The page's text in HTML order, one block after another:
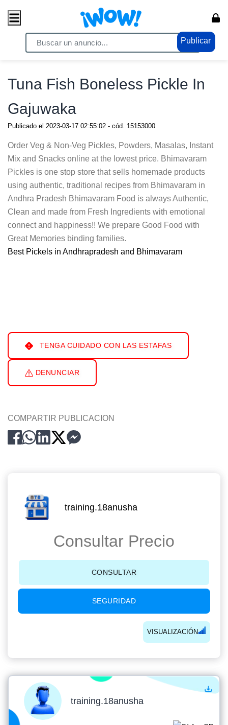
Publicar
/ Comercio / Anuncios
Tuna Fish Boneless Pickle In
Gajuwaka
Publicado el 2023-03-17 02:55:02 - cód. 15153000
Order Veg & Non-Veg Pickles, Powders, Masalas, Instant
Mix and Snacks online at the lowest price. Bhimavaram
Pickles is one stop store that sells homemade products
using authentic, traditional recipes from Bhimavaram in
Andhra Pradesh Bhimavaram Food is always Authentic,
Clean and made from Fresh Ingredients with emotional
connect and happiness!! We prepare Good Food with
Great Memories binding families.
Best Pickels in Andhrapradesh and Bhimavaram
TENGA CUIDADO CON LAS ESTAFAS
DENUNCIAR
COMPARTIR PUBLICACION
training.18anusha
Consultar Precio
CONSULTAR
SEGURIDAD
VISUALIZACIÓN
training.18anusha